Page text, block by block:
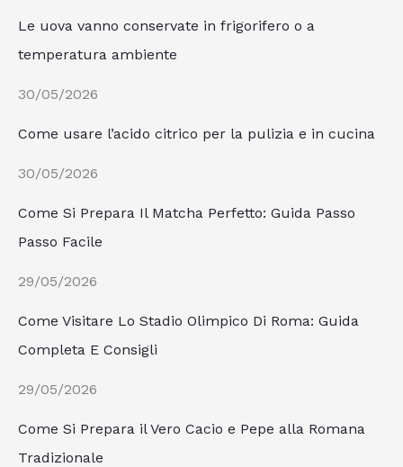
Le uova vanno conservate in frigorifero o a
temperatura ambiente
30/05/2026
Come usare l’acido citrico per la pulizia e in cucina
30/05/2026
Come Si Prepara Il Matcha Perfetto: Guida Passo
Passo Facile
29/05/2026
Come Visitare Lo Stadio Olimpico Di Roma: Guida
Completa E Consigli
29/05/2026
Come Si Prepara il Vero Cacio e Pepe alla Romana
Tradizionale